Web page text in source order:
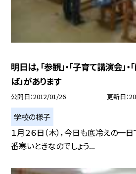
明日は，「参観」・「子育て講演会」
ば」があります
公開日 2012/01/26 更新日
学校の様子
１月２６日（木），今日も底冷えの一
番寒いときなのでしょう...